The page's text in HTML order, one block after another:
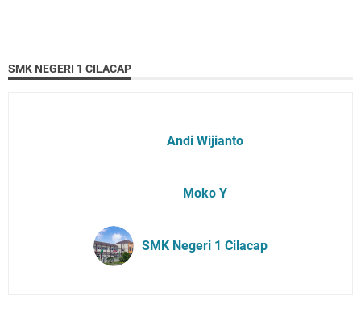
SMK NEGERI 1 CILACAP
Andi Wijianto
Moko Y
SMK Negeri 1 Cilacap